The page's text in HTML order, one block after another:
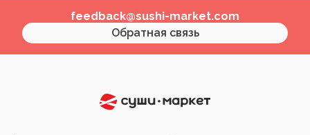
feedback@sushi-market.com
Обратная связь